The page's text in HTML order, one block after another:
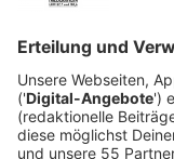
Anrufe
Bei der weitaus